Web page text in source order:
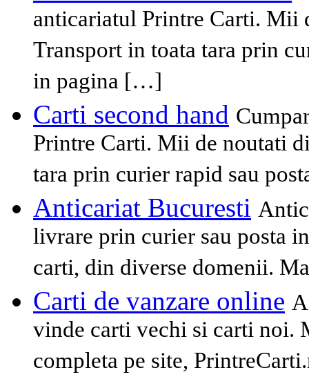
anticariatul Printre Carti. Mii
Transport in toata tara prin
in pagina […]
Carti second hand
Printre Carti. Mii de noutati
tara prin curier rapid sau
Anticariat Bucuresti
livrare prin curier sau posta
carti, din diverse domenii.
Carti de vanzare online
vinde carti vechi si carti noi.
completa pe site,